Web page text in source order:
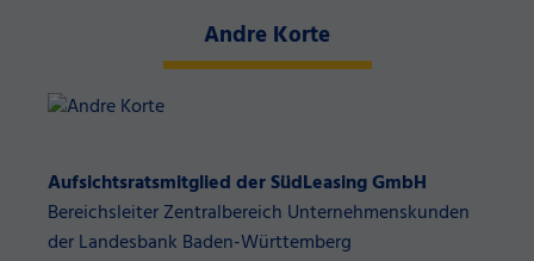
Andre Korte
Aufsichtsratsmitglied der SüdLeasing GmbH
Bereichsleiter Zentralbereich Unternehmenskunden
der Landesbank Baden-Württemberg